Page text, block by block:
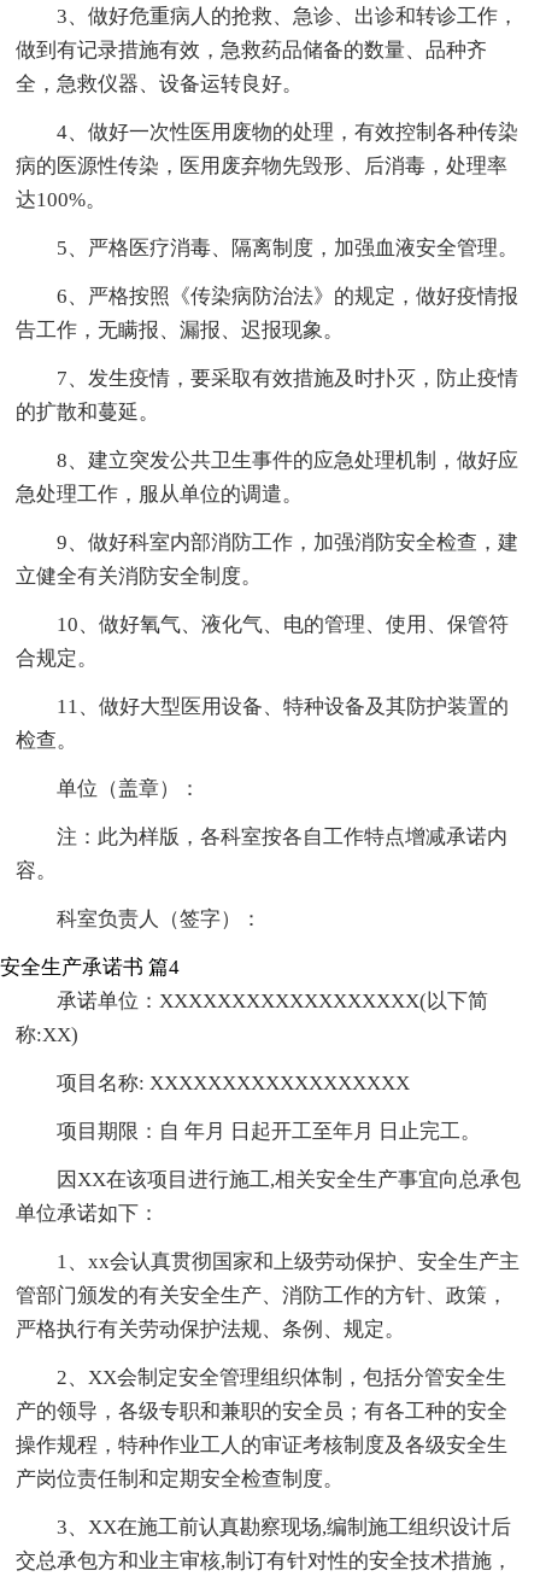
3、做好危重病人的抢救、急诊、出诊和转诊工作，
做到有记录措施有效，急救药品储备的数量、品种齐
全，急救仪器、设备运转良好。
4、做好一次性医用废物的处理，有效控制各种传染
病的医源性传染，医用废弃物先毁形、后消毒，处理率
达100%。
5、严格医疗消毒、隔离制度，加强血液安全管理。
6、严格按照《传染病防治法》的规定，做好疫情报
告工作，无瞒报、漏报、迟报现象。
7、发生疫情，要采取有效措施及时扑灭，防止疫情
的扩散和蔓延。
8、建立突发公共卫生事件的应急处理机制，做好应
急处理工作，服从单位的调遣。
9、做好科室内部消防工作，加强消防安全检查，建
立健全有关消防安全制度。
10、做好氧气、液化气、电的管理、使用、保管符
合规定。
11、做好大型医用设备、特种设备及其防护装置的
检查。
单位（盖章）：
注：此为样版，各科室按各自工作特点增减承诺内
容。
科室负责人（签字）：
安全生产承诺书 篇4
承诺单位：XXXXXXXXXXXXXXXXXX(以下简
称:XX)
项目名称: XXXXXXXXXXXXXXXXXX
项目期限：自 年月 日起开工至年月 日止完工。
因XX在该项目进行施工,相关安全生产事宜向总承包
单位承诺如下：
1、xx会认真贯彻国家和上级劳动保护、安全生产主
管部门颁发的有关安全生产、消防工作的方针、政策，
严格执行有关劳动保护法规、条例、规定。
2、XX会制定安全管理组织体制，包括分管安全生
产的领导，各级专职和兼职的安全员；有各工种的安全
操作规程，特种作业工人的审证考核制度及各级安全生
产岗位责任制和定期安全检查制度。
3、XX在施工前认真勘察现场,编制施工组织设计后
交总承包方和业主审核,制订有针对性的安全技术措施，